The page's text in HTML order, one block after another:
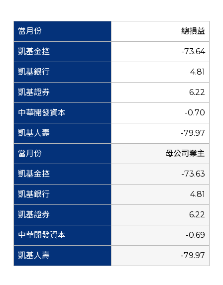
總損益
-73.64
4.81
6.22
-0.70
-79.97
母公司業主
-73.63
4.81
6.22
-0.69
-79.97